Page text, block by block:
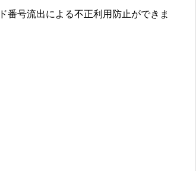
番号流出による不正利用防止ができま